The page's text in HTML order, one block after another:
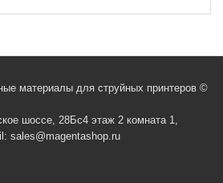
материалы для струйных принтеров ©
шоссе, 28Бс4 этаж 2 комната 1,
sales@magentashop.ru